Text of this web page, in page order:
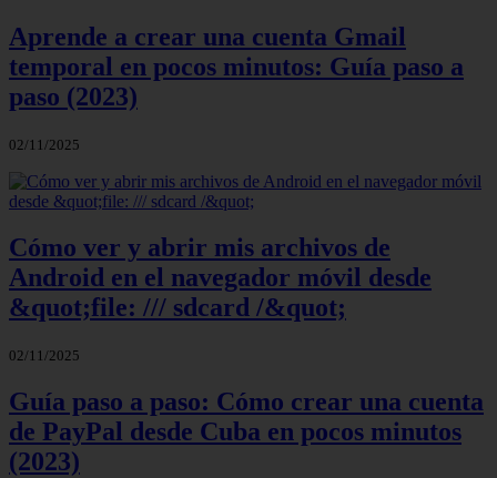
Aprende a crear una cuenta Gmail
temporal en pocos minutos: Guía paso a
paso (2023)
02/11/2025
Cómo ver y abrir mis archivos de
Android en el navegador móvil desde
&quot;file: /// sdcard /&quot;
02/11/2025
Guía paso a paso: Cómo crear una cuenta
de PayPal desde Cuba en pocos minutos
(2023)